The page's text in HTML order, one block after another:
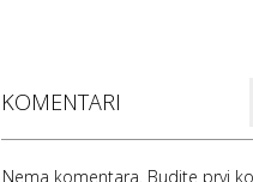
KOMENTARI
Nema komentara. Budite prvi